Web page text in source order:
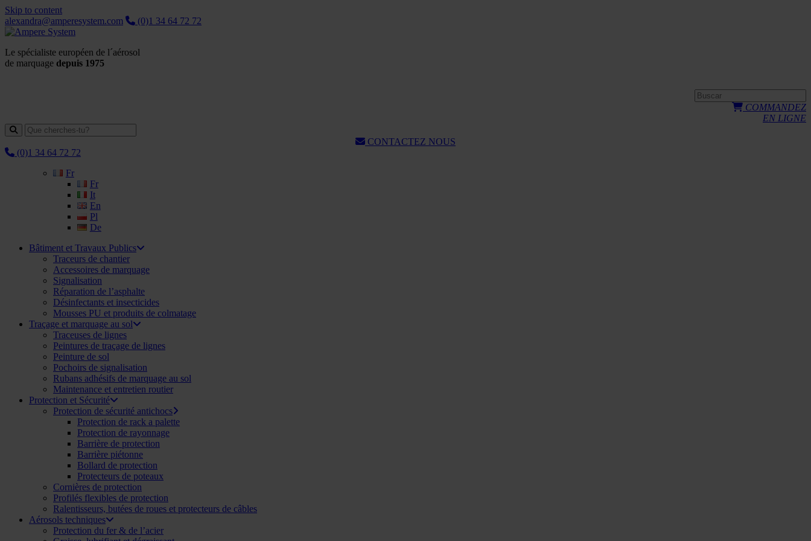
Skip to content
alexandra@amperesystem.com
(0)1 34 64 72 72
Le spécialiste européen de l´aérosol
de marquage depuis 1975
COMMANDEZ
EN LIGNE
CONTACTEZ NOUS
(0)1 34 64 72 72
Fr
Fr
It
En
Pl
De
Bâtiment et Travaux Publics
Traceurs de chantier
Accessoires de marquage
Signalisation
Réparation de l’asphalte
Désinfectants et insecticides
Mousses PU et produits de colmatage
Traçage et marquage au sol
Traceuses de lignes
Peintures de traçage de lignes
Peinture de sol
Pochoirs de signalisation
Rubans adhésifs de marquage au sol
Maintenance et entretien routier
Protection et Sécurité
Protection de sécurité antichocs
Protection de rack a palette
Protection de rayonnage
Barrière de protection
Barrière piétonne
Bollard de protection
Protecteurs de poteaux
Cornières de protection
Profilés flexibles de protection
Ralentisseurs, butées de roues et protecteurs de câbles
Aérosols techniques
Protection du fer & de l’acier